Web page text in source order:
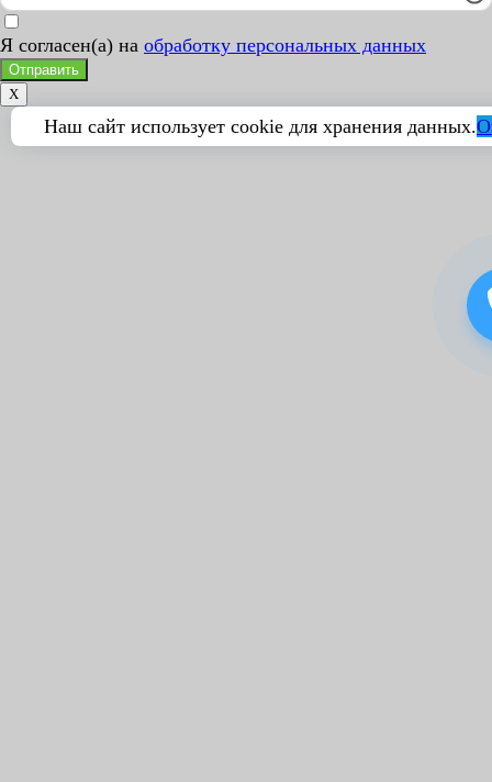
Я согласен(а) на обработку персональных данных
Отправить
X
Наш сайт использует cookie для хранения данных.